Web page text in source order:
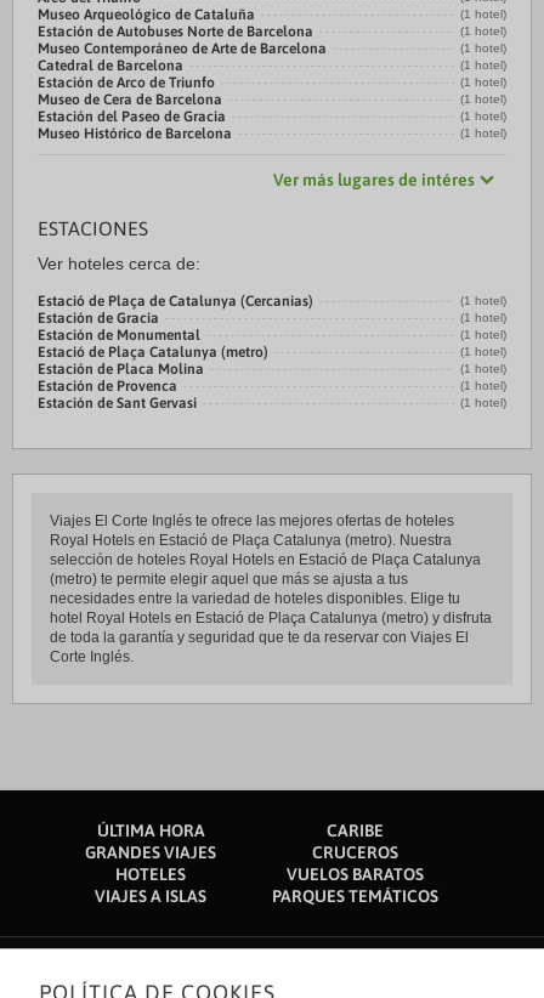
Museo Arqueológico de Cataluña (1 hotel)
Estación de Autobuses Norte de Barcelona (1 hotel)
Museo Contemporáneo de Arte de Barcelona (1 hotel)
Catedral de Barcelona (1 hotel)
Estación de Arco de Triunfo (1 hotel)
Museo de Cera de Barcelona (1 hotel)
Estación del Paseo de Gracia (1 hotel)
Museo Histórico de Barcelona (1 hotel)
Ver más lugares de intéres
ESTACIONES
Ver hoteles cerca de:
Estació de Plaça de Catalunya (Cercanias) (1 hotel)
Estación de Gracia (1 hotel)
Estación de Monumental (1 hotel)
Estació de Plaça Catalunya (metro) (1 hotel)
Estación de Placa Molina (1 hotel)
Estación de Provenca (1 hotel)
Estación de Sant Gervasi (1 hotel)
Viajes El Corte Inglés te ofrece las mejores ofertas de hoteles
Royal Hotels en Estació de Plaça Catalunya (metro). Nuestra
selección de hoteles Royal Hotels en Estació de Plaça Catalunya
(metro) te permite elegir aquel que más se ajusta a tus
necesidades entre la variedad de hoteles disponibles. Elige tu
hotel Royal Hotels en Estació de Plaça Catalunya (metro) y disfruta
de toda la garantía y seguridad que te da reservar con Viajes El
Corte Inglés.
ÚLTIMA HORA
CARIBE
GRANDES VIAJES
CRUCEROS
HOTELES
VUELOS BARATOS
VIAJES A ISLAS
PARQUES TEMÁTICOS
POLÍTICA DE COOKIES